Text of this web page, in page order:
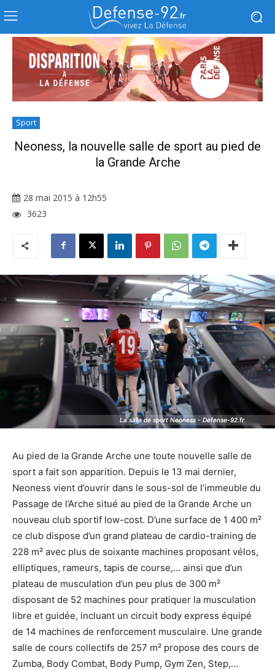
Sport
Neoness, la nouvelle salle de sport au pied de
la Grande Arche
28 mai 2015 à 12h55
3623
La salle de sport Neoness - Defense-92.fr
La salle de sport Neoness - Defense-92.fr
Au pied de la Grande Arche une toute nouvelle salle de
sport a fait son apparition. Depuis le 13 mai dernier,
Neoness vient d’ouvrir dans le sous-sol de l’immeuble du
Passage de l’Arche situé au pied de la Grande Arche un
nouveau club sportif low-cost. D’une surface de 1 400 m²
ce club dispose d’un grand plateau de cardio-training de
228 m² avec plus de soixante machines proposant vélos,
elliptiques, rameurs, tapis de course,… ainsi que d’un
plateau de musculation d’un peu plus de 300 m²
disposant de 52 machines pour pratiquer la musculation
libre et guidée, incluant un circuit body express équipé
de 14 machines de renforcement musculaire. Une grande
salle de cours collectifs de 257 m² propose des cours de
Zumba, Body Combat, Body Pump, Gym Zen, Step,…